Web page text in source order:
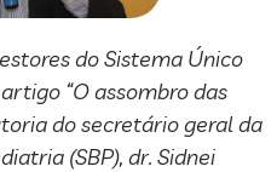
do Sistema Único
“O assombro das
do secretário geral da
(SBP), dr. Sidnei